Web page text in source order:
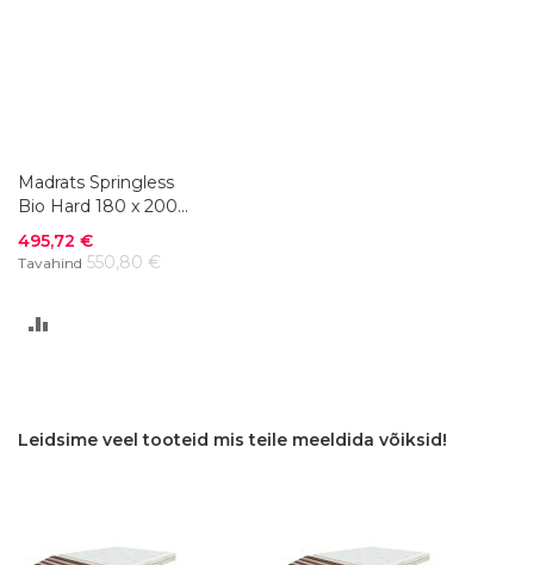
Madrats Springless
Bio Hard 180 x 200
cm
Soodushind
495,72 €
Tavahind 550,80 €
Leidsime veel tooteid mis teile meeldida võiksid!